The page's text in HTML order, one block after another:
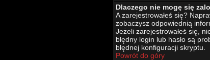
Dlaczego nie mogę się
A zarejestrowałeś się?
zobaczysz odpowiednią
Jeżeli zarejestrowałeś się,
błędny login lub hasło są
błędnej konfiguracji skryptu.
Powrót do góry